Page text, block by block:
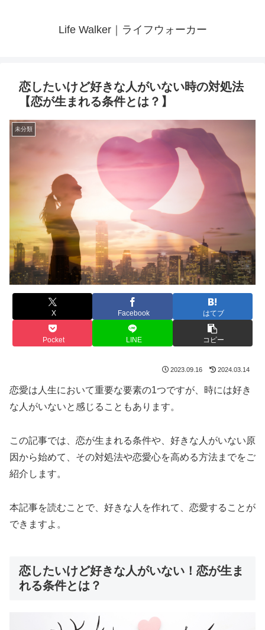
Life Walker｜ライフウォーカー
恋したいけど好きな人がいない時の対処法
【恋が生まれる条件とは？】
未分類
X Facebook はてブ
Pocket LINE コピー
2023.09.16 2024.03.14
恋愛は人生において重要な要素の1つですが、時には好き
な人がいないと感じることもあります。
この記事では、恋が生まれる条件や、好きな人がいない原
因から始めて、その対処法や恋愛心を高める方法までをご
紹介します。
本記事を読むことで、 好きな人を作れて、恋愛することが
できますよ。
恋したいけど好きな人がいない！恋が生ま
れる条件とは？